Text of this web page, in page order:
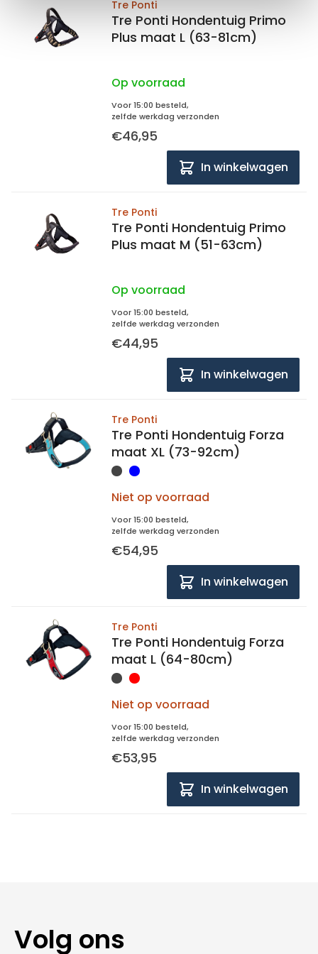
Tre Ponti
Tre Ponti Hondentuig Primo
Plus maat L (63-81cm)
Op voorraad
Voor 15:00 besteld,
zelfde werkdag verzonden
€46,95
In winkelwagen
Tre Ponti
Tre Ponti Hondentuig Primo
Plus maat M (51-63cm)
Op voorraad
Voor 15:00 besteld,
zelfde werkdag verzonden
€44,95
In winkelwagen
Tre Ponti
Tre Ponti Hondentuig Forza
maat XL (73-92cm)
Niet op voorraad
Voor 15:00 besteld,
zelfde werkdag verzonden
€54,95
In winkelwagen
Tre Ponti
Tre Ponti Hondentuig Forza
maat L (64-80cm)
Niet op voorraad
Voor 15:00 besteld,
zelfde werkdag verzonden
€53,95
In winkelwagen
Volg ons